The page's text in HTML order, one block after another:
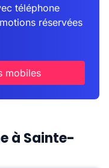
téléphone
réservées
mobiles
à Sainte-